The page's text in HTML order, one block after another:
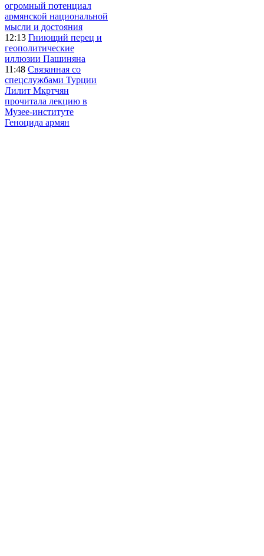
огромный потенциал
армянской национальной
мысли и достояния
12:13 Гниющий перец и
геополитические
иллюзии Пашиняна
11:48 Связанная со
спецслужбами Турции
Лилит Мкртчян
прочитала лекцию в
Музее-институте
Геноцида армян